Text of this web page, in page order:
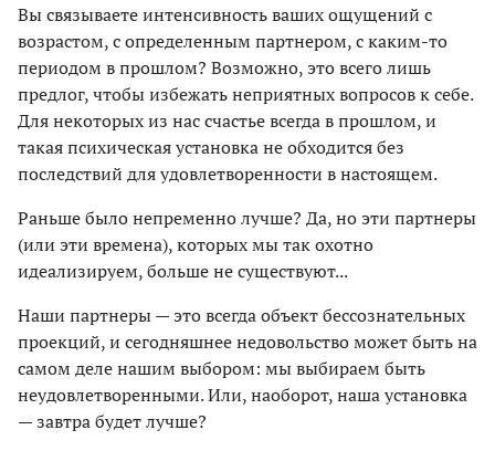
Вы связываете интенсивность ваших ощущений с
возрастом, с определенным партнером, с каким-то
периодом в прошлом? Возможно, это всего лишь
предлог, чтобы избежать неприятных вопросов к себе.
Для некоторых из нас счастье всегда в прошлом, и
такая психическая установка не обходится без
последствий для удовлетворенности в настоящем.
Раньше было непременно лучше? Да, но эти партнеры
(или эти времена), которых мы так охотно
идеализируем, больше не существуют...
Наши партнеры — это всегда объект бессознательных
проекций, и сегодняшнее недовольство может быть на
самом деле нашим выбором: мы выбираем быть
неудовлетворенными. Или, наоборот, наша установка
— завтра будет лучше?